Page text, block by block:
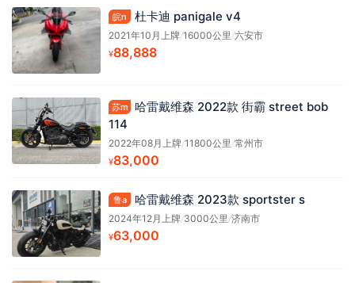
皖n 杜卡迪 panigale v4
2021年10月上牌/16000公里 /六安市
¥88,888
苏m
哈雷戴维森 2022款 街霸 street bob
114
2022年08月上牌/11800公里 /常州市
¥83,000
鲁a 哈雷戴维森 2023款 sportster s
2024年12月上牌/3000公里 /济南市
¥63,000